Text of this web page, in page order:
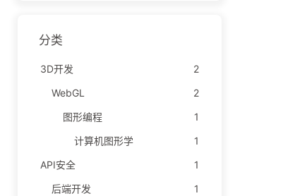
分类
3D开发
2
WebGL
2
图形编程
1
计算机图形学
1
API安全
1
后端开发
1